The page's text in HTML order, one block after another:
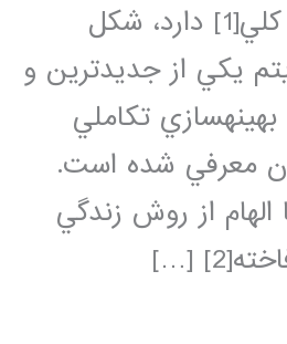
كردن نقاط بهينه كلي[1] دارد، شكل
يكي از جديدترين و
تكاملي
معرفي شده است.
الهام از روش زندگي
[…]